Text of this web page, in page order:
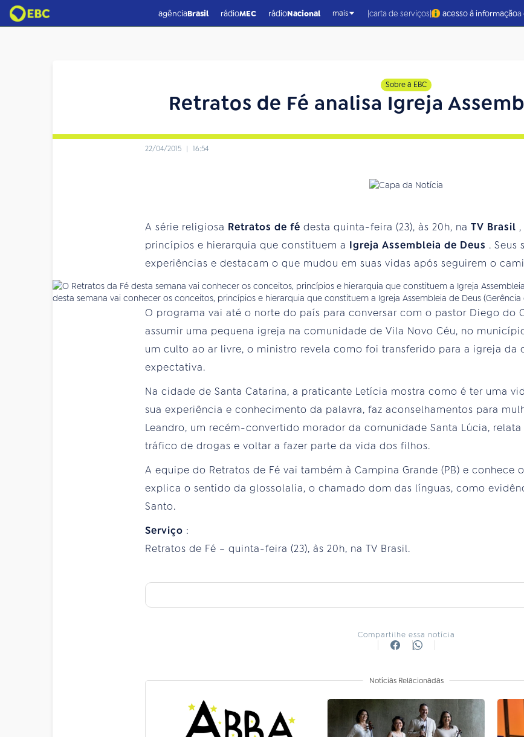
agênciaBrasil rádioMEC rádioNacional mais |carta de serviços| acesso à informaçãoa
Sobre a EBC
Retratos de Fé analisa Igreja
22/04/2015 | 16:54
A série religiosa Retratos de fé desta quinta-feira (23), às 20h, na TV Brasil
princípios e hierarquia que constituem a Igreja Assembleia de Deus . Seus
experiências e destacam o que mudou em suas vidas após seguirem o
desta semana vai conhecer os conceitos, princípios e hierarquia que constituem a Igreja Assembleia de Deus
O programa vai até o norte do país para conversar com o pastor Diego do
assumir uma pequena igreja na comunidade de Vila Novo Céu, no
um culto ao ar livre, o ministro revela como foi transferido para a igreja da
expectativa.
Na cidade de Santa Catarina, a praticante Letícia mostra como é ter uma
sua experiência e conhecimento da palavra, faz aconselhamentos para
Leandro, um recém-convertido morador da comunidade Santa Lúcia,
tráfico de drogas e voltar a fazer parte da vida dos filhos.
A equipe do Retratos de Fé vai também à Campina Grande (PB) e conhece
explica o sentido da glossolalia, o chamado dom das línguas, como
Santo.
Serviço :
Retratos de Fé – quinta-feira (23), às 20h, na TV Brasil.
Compartilhe essa notícia
Notícias Relacionadas